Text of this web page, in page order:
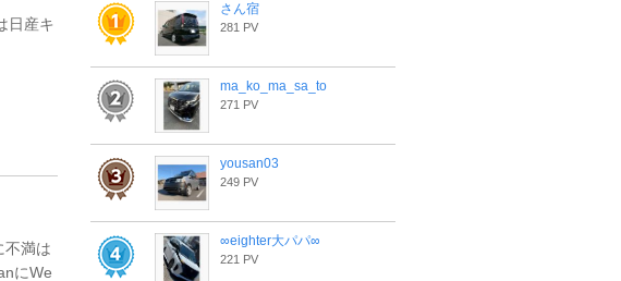
日産キ
不満は
にWe
さん宿
281 PV
ma_ko_ma_sa_to
271 PV
yousan03
249 PV
∞eighter大パパ∞
221 PV